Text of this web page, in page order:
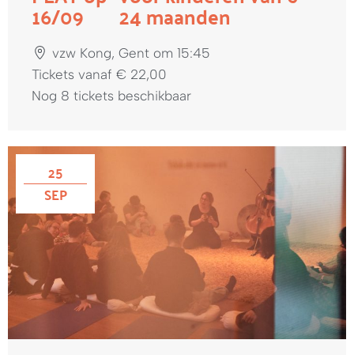
16/09 24 maanden
vzw Kong, Gent om 15:45
Tickets vanaf € 22,00
Nog 8 tickets beschikbaar
25
SEP